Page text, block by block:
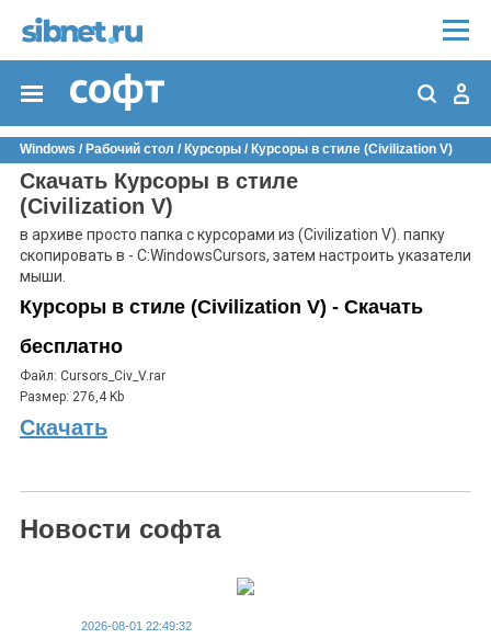
Windows / Рабочий стол / Курсоры / Курсоры в стиле (Civilization V)
Скачать Курсоры в стиле
(Civilization V)
в архиве просто папка с курсорами из (Civilization V). папку
скопировать в - C:WindowsCursors, затем настроить указатели
мыши.
Курсоры в стиле (Civilization V) - Скачать
бесплатно
Файл: Cursors_Civ_V.rar
Размер: 276,4 Kb
Скачать
Новости софта
2026-08-01 22:49:32